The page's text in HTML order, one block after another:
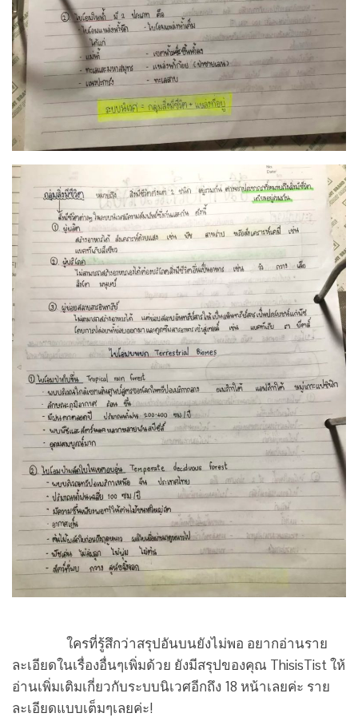
ใครที่รู้สึกว่าสรุปอันบนยังไม่พอ อยากอ่านราย
ละเอียดในเรื่องอื่นๆเพิ่มด้วย ยังมีสรุปของคุณ ThisisTist ให้
อ่านเพิ่มเติมเกี่ยวกับระบบนิเวศอีกถึง 18 หน้าเลยค่ะ ราย
ละเอียดแบบเต็มๆเลยค่ะ!